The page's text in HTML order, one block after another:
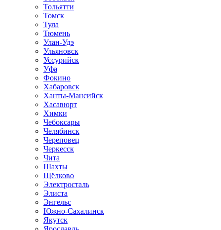
Тольятти
Томск
Тула
Тюмень
Улан-Удэ
Ульяновск
Уссурийск
Уфа
Фокино
Хабаровск
Ханты-Мансийск
Хасавюрт
Химки
Чебоксары
Челябинск
Череповец
Черкесск
Чита
Шахты
Щёлково
Электросталь
Элиста
Энгельс
Южно-Сахалинск
Якутск